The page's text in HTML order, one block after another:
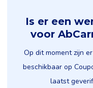
Is er een
voor
Op dit moment zijn
beschikbaar op
laatst